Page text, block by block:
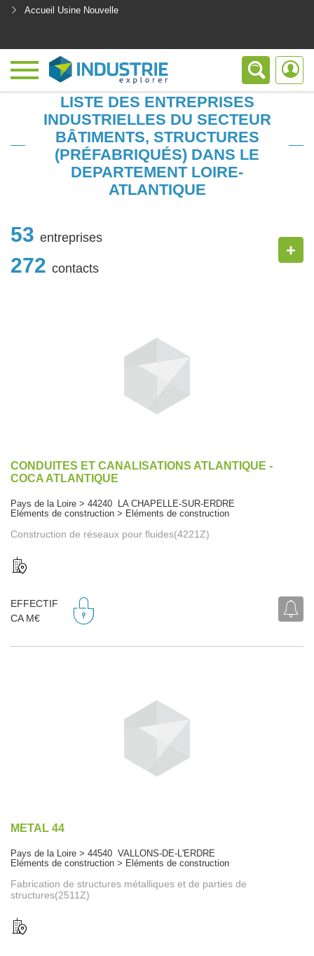
Accueil Usine Nouvelle
LISTE DES ENTREPRISES
INDUSTRIELLES DU SECTEUR
BÂTIMENTS, STRUCTURES
(PRÉFABRIQUÉS) DANS LE
DEPARTEMENT LOIRE-
ATLANTIQUE
53 entreprises
272 contacts
+
CONDUITES ET CANALISATIONS ATLANTIQUE -
COCA ATLANTIQUE
Pays de la Loire > 44240 LA CHAPELLE-SUR-ERDRE
Eléments de construction > Eléments de construction
Construction de réseaux pour fluides(4221Z)
EFFECTIF
CA M€
METAL 44
Pays de la Loire > 44540 VALLONS-DE-L'ERDRE
Eléments de construction > Eléments de construction
Fabrication de structures métalliques et de parties de
structures(2511Z)